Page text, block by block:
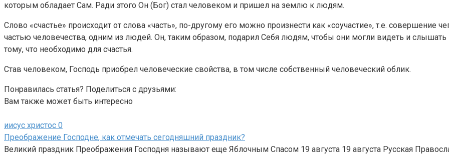
которым обладает Сам. Ради этого Он (Бог) стал человеком и пришел на землю к людям.
Слово «счастье» происходит от слова «часть», по-другому его можно произнести как «соучастие», т.е. совершение
частью человечества, одним из людей. Он, таким образом, подарил Себя людям, чтобы они могли видеть и слышать
тому, что необходимо для счастья.
Став человеком, Господь приобрел человеческие свойства, в том числе собственный человеческий облик.
Понравилась статья? Поделиться с друзьями:
Вам также может быть интересно
иисус христос 0
Преображение Господне, как отмечать сегодняшний праздник?
Великий праздник Преображения Господня называют еще Яблочным Спасом 19 августа 19 августа Русская